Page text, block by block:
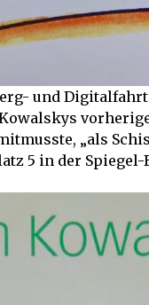
und
„als
5 in der